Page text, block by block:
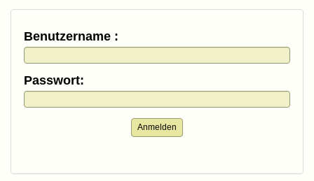
Benutzername :
Passwort:
Anmelden